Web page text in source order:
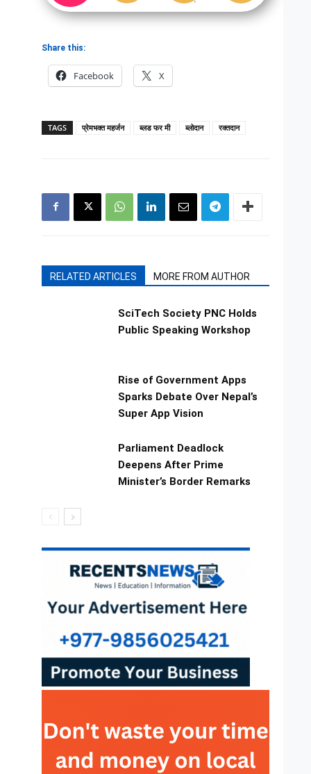
Share this:
Facebook X
TAGS प्रेमभक्त महर्जन ब्लड फर मी ब्लोदान रक्तदान
RELATED ARTICLES MORE FROM AUTHOR
SciTech Society PNC Holds
Public Speaking Workshop
Rise of Government Apps
Sparks Debate Over Nepal’s
Super App Vision
Parliament Deadlock
Deepens After Prime
Minister’s Border Remarks